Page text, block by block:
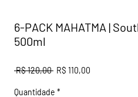
6-PACK MAHATMA |
500ml
R$ 120,00 Preço normal
R$ 110,00
Quantidade *